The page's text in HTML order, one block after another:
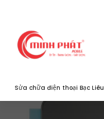
content
Sửa chữa điện thoại Bạc Liêu